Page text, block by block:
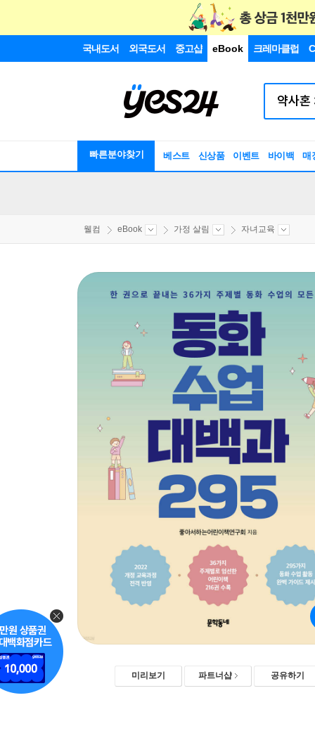
국내도서 외국도서 중고샵 eBook 크레마클럽
빠른분야찾기 베스트 신상품 이벤트 바이백 매
웰컴 eBook 가정 살림 자녀교육
미리보기 파트너샵 공유하기